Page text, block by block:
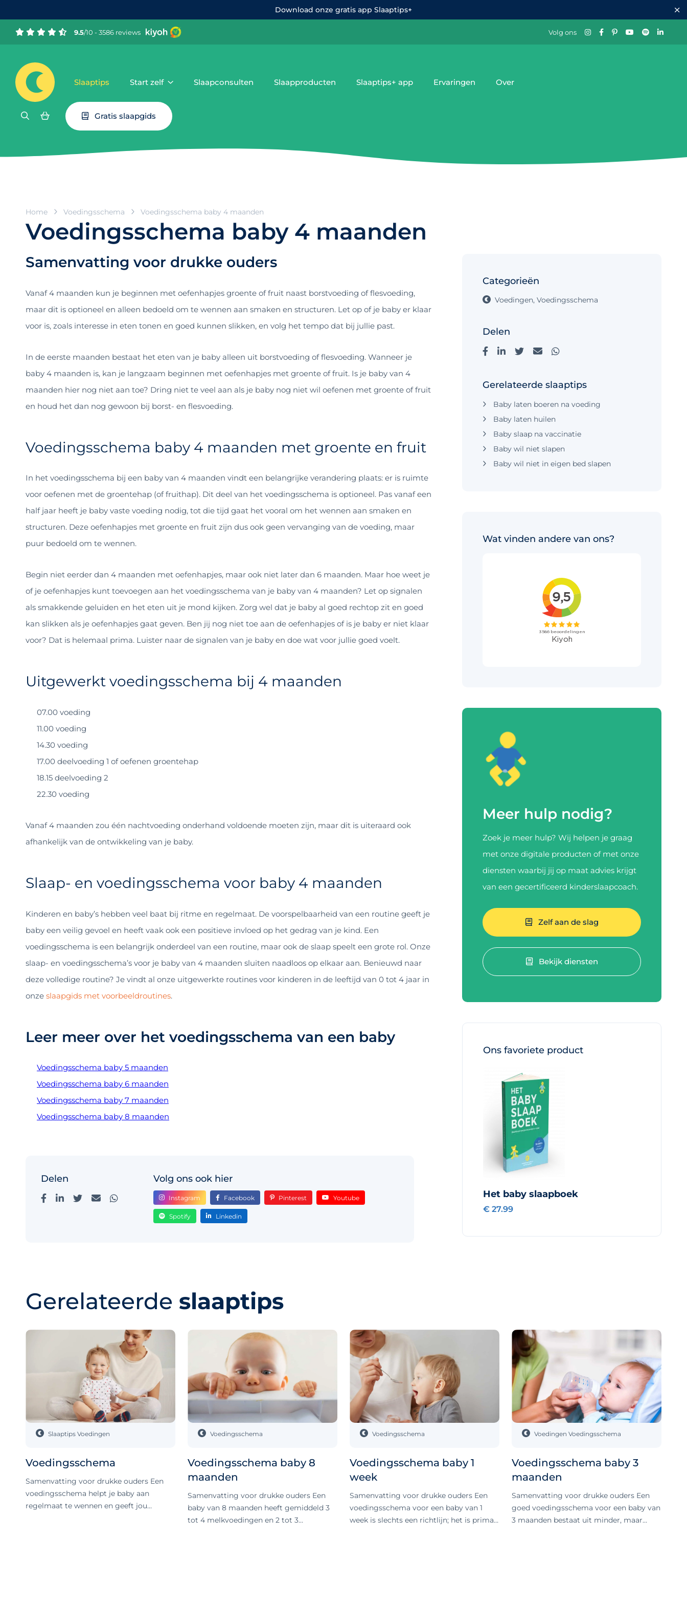
Download onze gratis app Slaaptips+
9.5/10 - 3586 reviews Volg ons
Slaaptips Start zelf Slaapconsulten Slaapproducten Slaaptips+ app Ervaringen Over
Gratis slaapgids
Home Voedingsschema Voedingsschema baby 4 maanden
Voedingsschema baby 4 maanden
Samenvatting voor drukke ouders
Vanaf 4 maanden kun je beginnen met oefenhapjes groente of fruit naast borstvoeding of flesvoeding,
maar dit is optioneel en alleen bedoeld om te wennen aan smaken en structuren. Let op of je baby er klaar
voor is, zoals interesse in eten tonen en goed kunnen slikken, en volg het tempo dat bij jullie past.
In de eerste maanden bestaat het eten van je baby alleen uit borstvoeding of flesvoeding. Wanneer je
baby 4 maanden is, kan je langzaam beginnen met oefenhapjes met groente of fruit. Is je baby van 4
maanden hier nog niet aan toe? Dring niet te veel aan als je baby nog niet wil oefenen met groente of fruit
en houd het dan nog gewoon bij borst- en flesvoeding.
Voedingsschema baby 4 maanden met groente en fruit
In het voedingsschema bij een baby van 4 maanden vindt een belangrijke verandering plaats: er is ruimte
voor oefenen met de groentehap (of fruithap). Dit deel van het voedingsschema is optioneel. Pas vanaf een
half jaar heeft je baby vaste voeding nodig, tot die tijd gaat het vooral om het wennen aan smaken en
structuren. Deze oefenhapjes met groente en fruit zijn dus ook geen vervanging van de voeding, maar
puur bedoeld om te wennen.
Begin niet eerder dan 4 maanden met oefenhapjes, maar ook niet later dan 6 maanden. Maar hoe weet je
of je oefenhapjes kunt toevoegen aan het voedingsschema van je baby van 4 maanden? Let op signalen
als smakkende geluiden en het eten uit je mond kijken. Zorg wel dat je baby al goed rechtop zit en goed
kan slikken als je oefenhapjes gaat geven. Ben jij nog niet toe aan de oefenhapjes of is je baby er niet klaar
voor? Dat is helemaal prima. Luister naar de signalen van je baby en doe wat voor jullie goed voelt.
Uitgewerkt voedingsschema bij 4 maanden
07.00 voeding
11.00 voeding
14.30 voeding
17.00 deelvoeding 1 of oefenen groentehap
18.15 deelvoeding 2
22.30 voeding
Vanaf 4 maanden zou één nachtvoeding onderhand voldoende moeten zijn, maar dit is uiteraard ook
afhankelijk van de ontwikkeling van je baby.
Slaap- en voedingsschema voor baby 4 maanden
Kinderen en baby’s hebben veel baat bij ritme en regelmaat. De voorspelbaarheid van een routine geeft je
baby een veilig gevoel en heeft vaak ook een positieve invloed op het gedrag van je kind. Een
voedingsschema is een belangrijk onderdeel van een routine, maar ook de slaap speelt een grote rol. Onze
slaap- en voedingsschema’s voor je baby van 4 maanden sluiten naadloos op elkaar aan. Benieuwd naar
deze volledige routine? Je vindt al onze uitgewerkte routines voor kinderen in de leeftijd van 0 tot 4 jaar in
onze slaapgids met voorbeeldroutines.
Leer meer over het voedingsschema van een baby
Voedingsschema baby 5 maanden
Voedingsschema baby 6 maanden
Voedingsschema baby 7 maanden
Voedingsschema baby 8 maanden
Delen Volg ons ook hier
Instagram Facebook Pinterest Youtube
Spotify Linkedin
Categorieën
Voedingen, Voedingsschema
Delen
Gerelateerde slaaptips
Baby laten boeren na voeding
Baby laten huilen
Baby slaap na vaccinatie
Baby wil niet slapen
Baby wil niet in eigen bed slapen
Wat vinden andere van ons?
Meer hulp nodig?
Zoek je meer hulp? Wij helpen je graag
met onze digitale producten of met onze
diensten waarbij jij op maat advies krijgt
van een gecertificeerd kinderslaapcoach.
Zelf aan de slag
Bekijk diensten
Ons favoriete product
Het baby slaapboek
€ 27.99
Gerelateerde slaaptips
Voedingsschema
Samenvatting voor drukke ouders Een
voedingsschema helpt je baby aan
regelmaat te wennen en geeft jou
Slaaptips Voedingen
Voedingsschema baby 8
maanden
Samenvatting voor drukke ouders Een
baby van 8 maanden heeft gemiddeld 3
tot 4 melkvoedingen en 2 tot 3
Voedingsschema
Voedingsschema baby 1
week
Samenvatting voor drukke ouders Een
voedingsschema voor een baby van 1
week is slechts een richtlijn; het is prima
Voedingsschema
Voedingsschema baby 3
maanden
Samenvatting voor drukke ouders Een
goed voedingsschema voor een baby van
3 maanden bestaat uit minder, maar
Voedingen Voedingsschema